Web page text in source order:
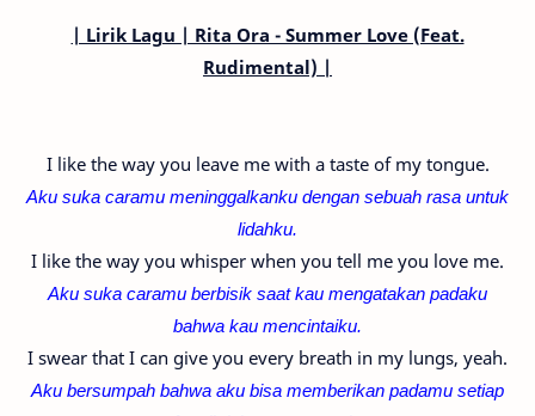
| Lirik Lagu | Rita Ora - Summer Love (Feat.
Rudimental) |
I like the way you leave me with a taste of my tongue.
Aku suka caramu meninggalkanku dengan sebuah rasa untuk
lidahku.
I like the way you whisper when you tell me you love me.
Aku suka caramu berbisik saat kau mengatakan padaku
bahwa kau mencintaiku.
I swear that I can give you every breath in my lungs, yeah.
Aku bersumpah bahwa aku bisa memberikan padamu setiap